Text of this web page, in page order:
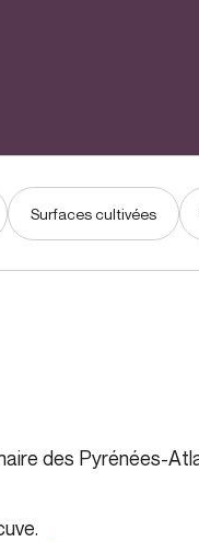
Surfaces cultivées
des Pyrénées-